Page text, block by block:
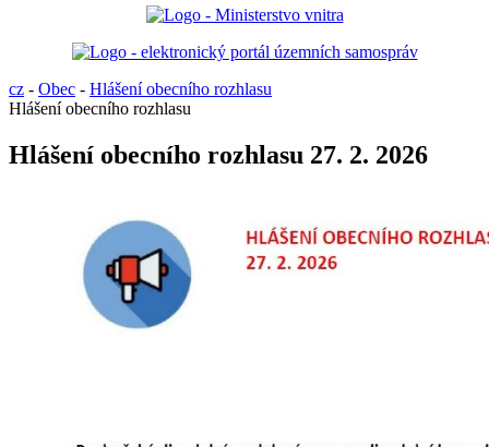
cz - Obec - Hlášení obecního rozhlasu
Hlášení obecního rozhlasu
Hlášení obecního rozhlasu 27. 2. 2026